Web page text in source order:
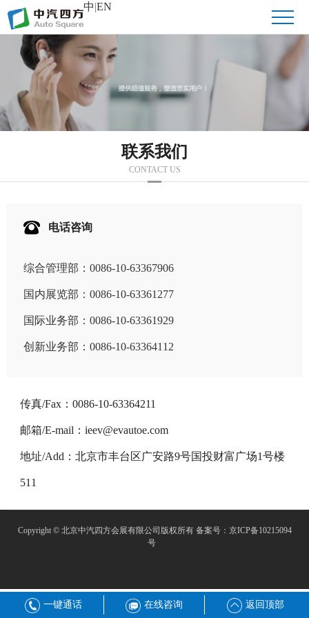
中|EN
联系我们
CONTACT US
电话咨询
综合管理部：0086-10-63367906
国内展览部：0086-10-63361277
国际业务部：0086-10-63361929
创新业务部：0086-10-63364112
传真/Fax：0086-10-63364211
邮箱/E-mail：ieev@evautoe.com
地址/Add：北京市丰台区广安路9号国投财富广场1号楼
511
Copyright © 北京中汽四方会展有限公司版权所有 备案号：京ICP备10215094
号
一键通话 在线咨询 返回顶部